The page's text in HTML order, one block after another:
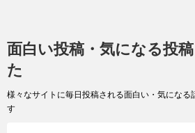
面白い投稿・気になる投
た
様々なサイトに毎日投稿される面白い・気になる
す